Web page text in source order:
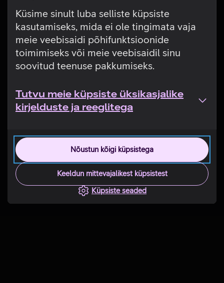
Küsime sinult luba selliste küpsiste
kasutamiseks, mida ei ole tingimata vaja
meie veebisaidi põhifunktsioonide
toimimiseks või meie veebisaidil sinu
soovitud teenuse pakkumiseks.
Tutvu meie küpsiste üksikasjalike
kirjelduste ja reeglitega
Nõustun kõigi küpsistega
Keeldun mittevajalikest küpsistest
Küpsiste seaded
Tehniline viga